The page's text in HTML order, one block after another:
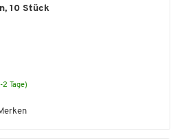
10 Stück
2 Tage)